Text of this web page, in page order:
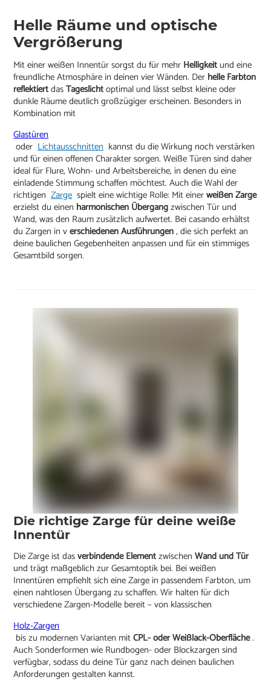
Helle Räume und optische
Vergrößerung
Mit einer weißen Innentür sorgst du für mehr Helligkeit und eine
freundliche Atmosphäre in deinen vier Wänden. Der helle Farbton
reflektiertdasTageslichtoptimal und lässt selbst kleine oder
dunkle Räume deutlich großzügiger erscheinen. Besonders in
Kombination mit
Glastüren
oderLichtausschnittenkannst du die Wirkung noch verstärken
und für einen offenen Charakter sorgen. Weiße Türen sind daher
ideal für Flure, Wohn- und Arbeitsbereiche, in denen du eine
einladende Stimmung schaffen möchtest. Auch die Wahl der
richtigenZargespielt eine wichtige Rolle: Mit einerweißen Zarge
erzielst du einen harmonischen Übergangzwischen Tür und
Wand, was den Raum zusätzlich aufwertet. Bei casando erhältst
du Zargen in verschiedenen Ausführungen, die sich perfekt an
deine baulichen Gegebenheiten anpassen und für ein stimmiges
Gesamtbild sorgen.
Die richtige Zarge für deine weiße
Innentür
Die Zarge ist dasverbindende ElementzwischenWand und Tür
und trägt maßgeblich zur Gesamtoptik bei. Bei weißen
Innentüren empfiehlt sich eine Zarge in passendem Farbton, um
einen nahtlosen Übergang zu schaffen. Wir halten für dich
verschiedene Zargen-Modelle bereit – von klassischen
Holz-Zargen
bis zu modernen Varianten mitCPL- oder Weißlack-Oberfläche.
Auch Sonderformen wie Rundbogen- oder Blockzargen sind
verfügbar, sodass du deine Tür ganz nach deinen baulichen
Anforderungen gestalten kannst.